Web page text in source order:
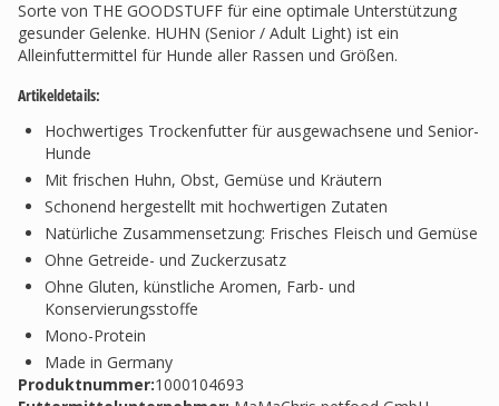
Sorte von THE GOODSTUFF für eine optimale Unterstützung
gesunder Gelenke. HUHN (Senior / Adult Light) ist ein
Alleinfuttermittel für Hunde aller Rassen und Größen.
Artikeldetails:
Hochwertiges Trockenfutter für ausgewachsene und Senior-
Hunde
Mit frischen Huhn, Obst, Gemüse und Kräutern
Schonend hergestellt mit hochwertigen Zutaten
Natürliche Zusammensetzung: Frisches Fleisch und Gemüse
Ohne Getreide- und Zuckerzusatz
Ohne Gluten, künstliche Aromen, Farb- und
Konservierungsstoffe
Mono-Protein
Made in Germany
Produktnummer:1000104693